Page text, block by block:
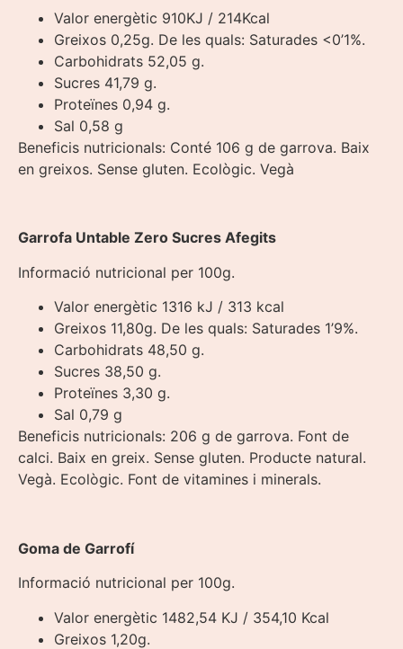
Valor energètic 910KJ / 214Kcal
Greixos 0,25g. De les quals: Saturades <0’1%.
Carbohidrats 52,05 g.
Sucres 41,79 g.
Proteïnes 0,94 g.
Sal 0,58 g
Beneficis nutricionals: Conté 106 g de garrova. Baix
en greixos. Sense gluten. Ecològic. Vegà
Garrofa Untable Zero Sucres Afegits
Informació nutricional per 100g.
Valor energètic 1316 kJ / 313 kcal
Greixos 11,80g. De les quals: Saturades 1’9%.
Carbohidrats 48,50 g.
Sucres 38,50 g.
Proteïnes 3,30 g.
Sal 0,79 g
Beneficis nutricionals: 206 g de garrova. Font de
calci. Baix en greix. Sense gluten. Producte natural.
Vegà. Ecològic. Font de vitamines i minerals.
Goma de Garrofí
Informació nutricional per 100g.
Valor energètic 1482,54 KJ / 354,10 Kcal
Greixos 1,20g.